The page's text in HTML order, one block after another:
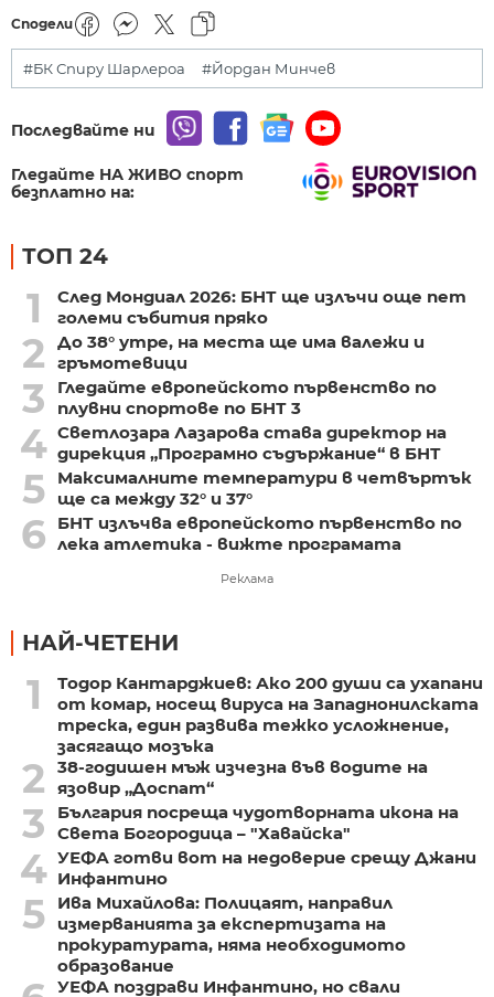
Сподели
#БК Спиру Шарлероа #Йордан Минчев
Последвайте ни
Гледайте НА ЖИВО спорт
безплатно на:
ТОП 24
1
След Мондиал 2026: БНТ ще излъчи още пет
големи събития пряко
2
До 38° утре, на места ще има валежи и
гръмотевици
3
Гледайте европейското първенство по
плувни спортове по БНТ 3
4 Светлозара Лазарова става директор на
дирекция „Програмно съдържание“ в БНТ
5
Максималните температури в четвъртък
ще са между 32° и 37°
6
БНТ излъчва европейското първенство по
лека атлетика - вижте програмата
Реклама
НАЙ-ЧЕТЕНИ
1
Тодор Кантарджиев: Ако 200 души са ухапани
от комар, носещ вируса на Западнонилската
треска, един развива тежко усложнение,
засягащо мозъка
2
38-годишен мъж изчезна във водите на
язовир „Доспат“
3
България посреща чудотворната икона на
Света Богородица – "Хавайска"
4 УЕФА готви вот на недоверие срещу Джани
Инфантино
5
Ива Михайлова: Полицаят, направил
измерванията за експертизата на
прокуратурата, няма необходимото
образование
УЕФА поздрави Инфантино, но свали